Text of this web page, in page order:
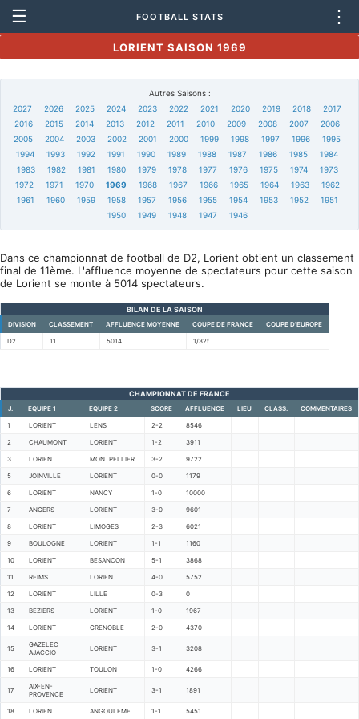
☰ FOOTBALL STATS ⋮
LORIENT SAISON 1969
Autres Saisons :
2027
2026 2025 2024 2023 2022 2021 2020 2019 2018
2017
2016
2015 2014 2013 2012 2011 2010 2009 2008 2007
2006
2005
2004 2003 2002 2001 2000 1999 1998 1997 1996
1995
1994
1993 1992 1991 1990 1989 1988 1987 1986 1985
1984
1983
1982 1981 1980 1979 1978 1977 1976 1975 1974
1973
1972
1971 1970 1969 1968 1967 1966 1965 1964 1963
1962
1961
1960 1959 1958 1957 1956 1955 1954 1953 1952
1951
1950
1949 1948 1947 1946
Dans ce championnat de football de D2, Lorient obtient un classement
final de 11ème. L'affluence moyenne de spectateurs pour cette saison
de Lorient se monte à 5014 spectateurs.
BILAN DE LA SAISON
DIVISION CLASSEMENT AFFLUENCE MOYENNE COUPE DE FRANCE COUPE D'EUROPE
D2 11 5014 1/32f
CHAMPIONNAT DE FRANCE
J. EQUIPE 1 EQUIPE 2 SCORE AFFLUENCE LIEU CLASS. COMMENTAIRES
1 LORIENT LENS 2-2 8546
2 CHAUMONT LORIENT 1-2 3911
3 LORIENT MONTPELLIER 3-2 9722
5 JOINVILLE LORIENT 0-0 1179
6 LORIENT NANCY 1-0 10000
7 ANGERS LORIENT 3-0 9601
8 LORIENT LIMOGES 2-3 6021
9 BOULOGNE LORIENT 1-1 1160
10 LORIENT BESANCON 5-1 3868
11 REIMS LORIENT 4-0 5752
12 LORIENT LILLE 0-3 0
13 BEZIERS LORIENT 1-0 1967
14 LORIENT GRENOBLE 2-0 4370
15
GAZELEC
AJACCIO
LORIENT 3-1 3208
16 LORIENT TOULON 1-0 4266
17
AIX-EN-
PROVENCE
LORIENT 3-1 1891
18 LORIENT ANGOULEME 1-1 5451